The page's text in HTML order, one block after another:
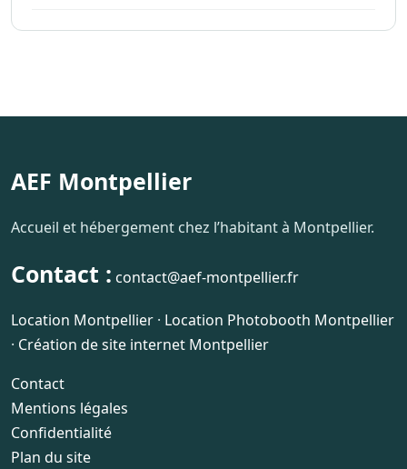
AEF Montpellier
Accueil et hébergement chez l’habitant à Montpellier.
Contact : contact@aef-montpellier.fr
Location Montpellier · Location Photobooth Montpellier
· Création de site internet Montpellier
Contact
Mentions légales
Confidentialité
Plan du site